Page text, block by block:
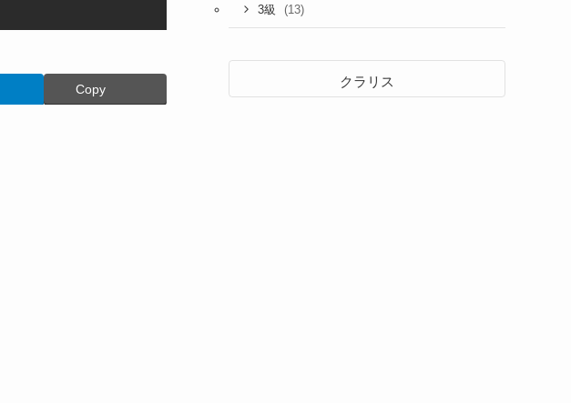
Copy
3級 (13)
クラリス